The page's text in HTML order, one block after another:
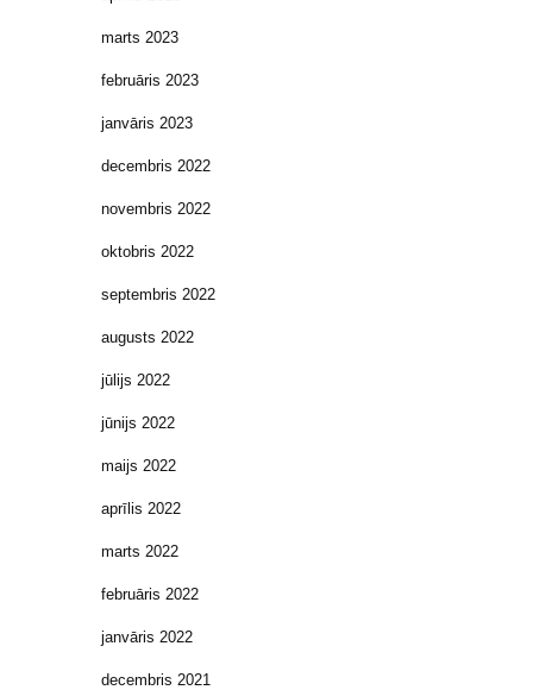
marts 2023
februāris 2023
janvāris 2023
decembris 2022
novembris 2022
oktobris 2022
septembris 2022
augusts 2022
jūlijs 2022
jūnijs 2022
maijs 2022
aprīlis 2022
marts 2022
februāris 2022
janvāris 2022
decembris 2021